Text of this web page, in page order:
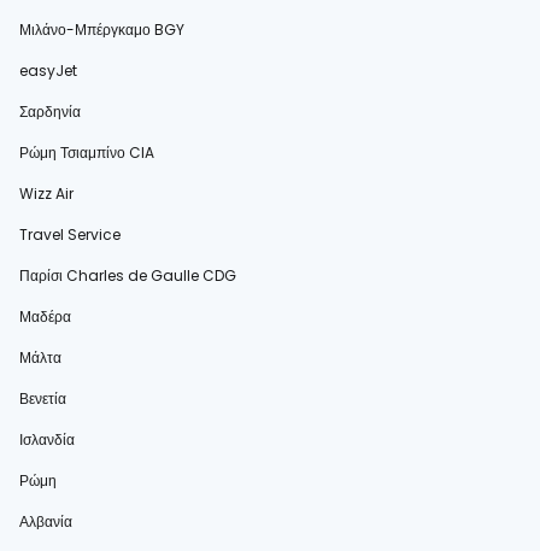
Μιλάνο-Μπέργκαμο BGY
easyJet
Σαρδηνία
Ρώμη Τσιαμπίνο CIA
Wizz Air
Travel Service
Παρίσι Charles de Gaulle CDG
Μαδέρα
Μάλτα
Βενετία
Ισλανδία
Ρώμη
Αλβανία